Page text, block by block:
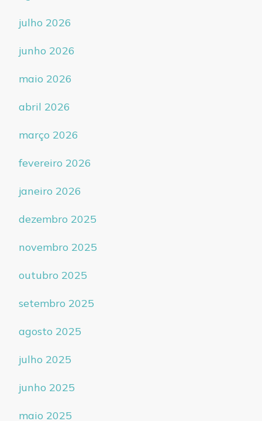
julho 2026
junho 2026
maio 2026
abril 2026
março 2026
fevereiro 2026
janeiro 2026
dezembro 2025
novembro 2025
outubro 2025
setembro 2025
agosto 2025
julho 2025
junho 2025
maio 2025